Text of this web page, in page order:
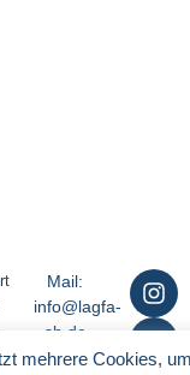
Mail:
info@lagfa-
sh.de
Telefon:
mehrere Cookies,